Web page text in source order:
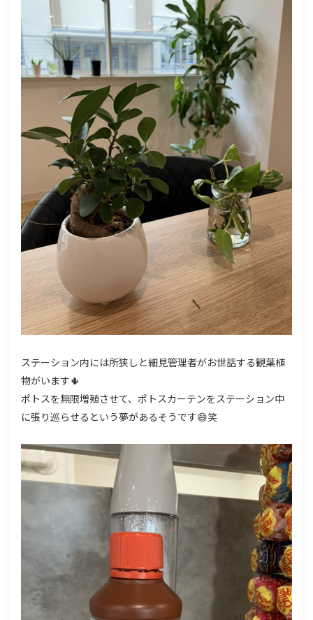
ステーション内には所狭しと細見管理者がお世話する観葉植
物がいます🌵
ポトスを無限増殖させて、ポトスカーテンをステーション中
に張り巡らせるという夢があるそうです😄笑